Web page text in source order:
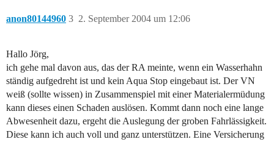
anon80144960 2. September 2004 um 12:06
3
Hallo Jörg,
ich gehe mal davon aus, das der RA meinte, wenn ein Wasserhahn
ständig aufgedreht ist und kein Aqua Stop eingebaut ist. Der VN
weiß (sollte wissen) in Zusammenspiel mit einer Materialermüdung
kann dieses einen Schaden auslösen. Kommt dann noch eine lange
Abwesenheit dazu, ergeht die Auslegung der groben Fahrlässigkeit.
Diese kann ich auch voll und ganz unterstützen. Eine Versicherung